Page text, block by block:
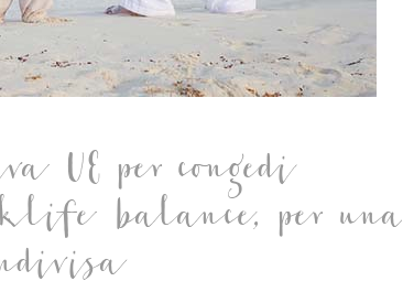
UE per congedi
balance, per una